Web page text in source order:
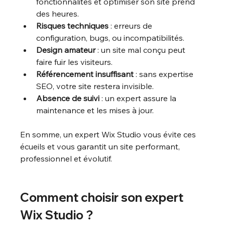
des heures.
Risques techniques : erreurs de
configuration, bugs, ou incompatibilités.
Design amateur : un site mal conçu peut
faire fuir les visiteurs.
Référencement insuffisant : sans expertise
SEO, votre site restera invisible.
Absence de suivi : un expert assure la
maintenance et les mises à jour.
En somme, un expert Wix Studio vous évite ces
écueils et vous garantit un site performant,
professionnel et évolutif.
Comment choisir son expert
Wix Studio ?